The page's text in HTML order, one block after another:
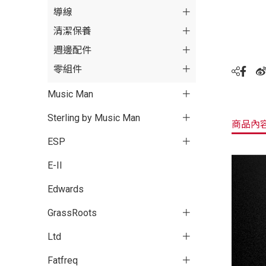
導線
清潔保養
週邊配件
零組件
Music Man
Sterling by Music Man
ESP
E-II
Edwards
GrassRoots
Ltd
Fatfreq
商品內